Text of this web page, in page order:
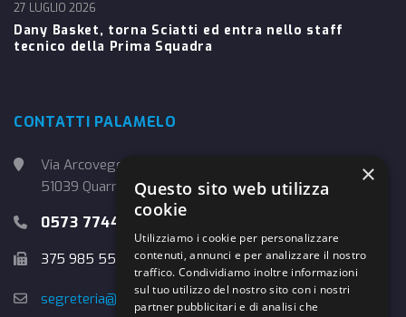
Dany Basket, torna Sciatti ed entra nello staff
tecnico della Prima Squadra
27 LUGLIO 2026
CONTATTI PALAMELO
Via Arcoveggio, 4
51039 Quarrata (PT)
0573 774457
375 985 5526
segreteria@danybasket.it
×
Questo sito web utilizza
cookie
Utilizziamo i cookie per personalizzare
contenuti, annunci e per analizzare il nostro
traffico. Condividiamo inoltre informazioni
sul tuo utilizzo del nostro sito con i nostri
partner pubblicitari e di analisi che